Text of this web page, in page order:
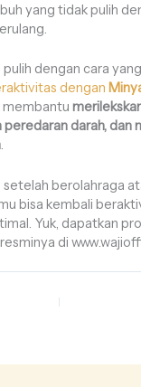
yang tidak pulih
dengan cara
dengan
membantu
darah, dan
.
setelah berolahraga
bisa kembali
Yuk, dapatkan
di